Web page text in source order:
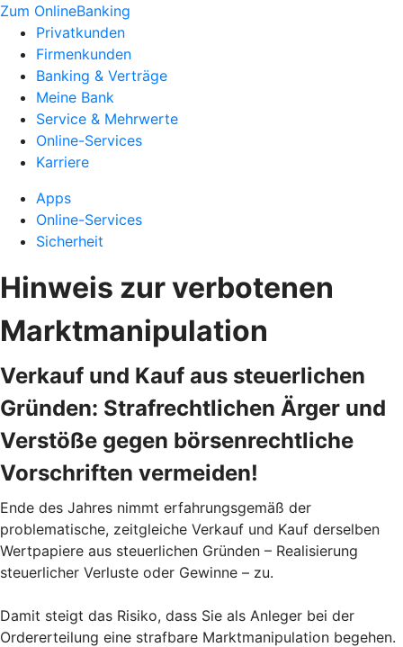
Zum OnlineBanking
Privatkunden
Firmenkunden
Banking & Verträge
Meine Bank
Service & Mehrwerte
Online-Services
Karriere
Apps
Online-Services
Sicherheit
Hinweis zur verbotenen
Marktmanipulation
Verkauf und Kauf aus steuerlichen
Gründen: Strafrechtlichen Ärger und
Verstöße gegen börsenrechtliche
Vorschriften vermeiden!
Ende des Jahres nimmt erfahrungsgemäß der
problematische, zeitgleiche Verkauf und Kauf derselben
Wertpapiere aus steuerlichen Gründen – Realisierung
steuerlicher Verluste oder Gewinne – zu.
Damit steigt das Risiko, dass Sie als Anleger bei der
Ordererteilung eine strafbare Marktmanipulation begehen.